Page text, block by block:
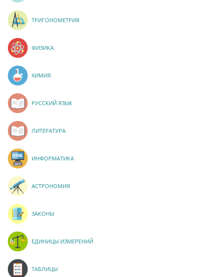
ТРИГОНОМЕТРИЯ
ФИЗИКА
ХИМИЯ
РУССКИЙ ЯЗЫК
ЛИТЕРАТУРА
ИНФОРМАТИКА
АСТРОНОМИЯ
ЗАКОНЫ
ЕДИНИЦЫ ИЗМЕРЕНИЙ
ТАБЛИЦЫ